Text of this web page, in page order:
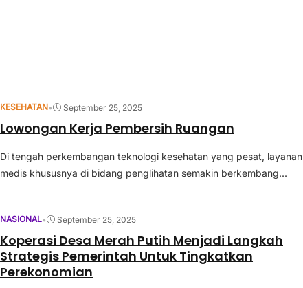
KESEHATAN• September 25, 2025
Lowongan Kerja Pembersih Ruangan
Di tengah perkembangan teknologi kesehatan yang pesat, layanan
medis khususnya di bidang penglihatan semakin berkembang...
NASIONAL• September 25, 2025
Koperasi Desa Merah Putih Menjadi Langkah
Strategis Pemerintah Untuk Tingkatkan
Perekonomian